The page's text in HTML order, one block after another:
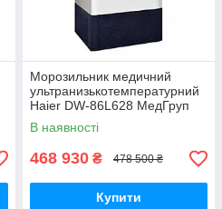
Морозильник медичний
ультранизькотемпературний
Haier DW-86L628 МедГруп
В наявності
468 930 ₴ 478 500 ₴
Купити